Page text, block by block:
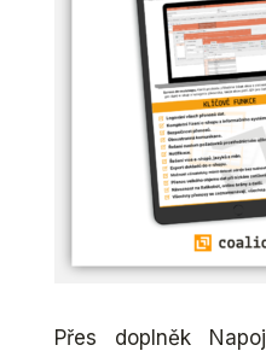
Přes doplněk